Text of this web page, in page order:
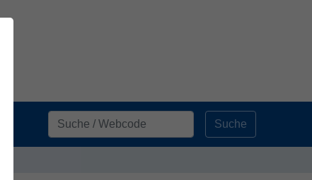
Suche